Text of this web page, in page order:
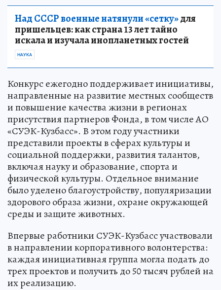
Над СССР военные натянули «сетку»для
пришельцев: как страна 13 лет тайно
искала и изучала инопланетных гостей
НАУКА
Конкурс ежегодно поддерживает инициативы,
направленные на развитие местных сообществ
и повышение качества жизни в регионах
присутствия партнеров Фонда, в том числе АО
«СУЭК-Кузбасс». В этом году участники
представили проекты в сферах культуры и
социальной поддержки, развития талантов,
включая науку и образование, спорта и
физической культуры. Отдельное внимание
было уделено благоустройству, популяризации
здорового образа жизни, охране окружающей
среды и защите животных.
Впервые работники СУЭК-Кузбасс участвовали
в направлении корпоративного волонтерства:
каждая инициативная группа могла подать до
трех проектов и получить до 50 тысяч рублей на
их реализацию.